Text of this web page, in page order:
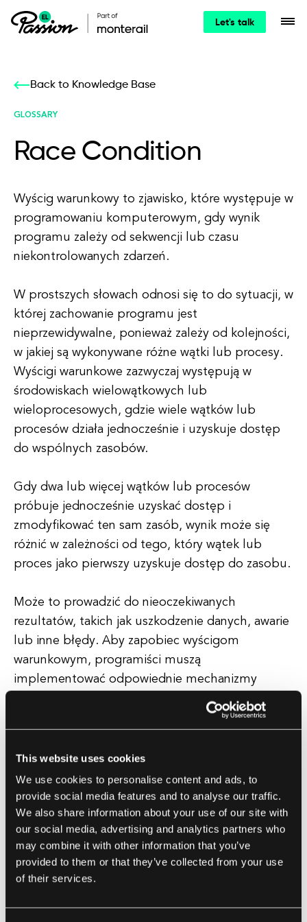
This website uses cookies
We use cookies to personalise content and ads, to
provide social media features and to analyse our traffic.
We also share information about your use of our site with
our social media, advertising and analytics partners who
may combine it with other information that you’ve
provided to them or that they’ve collected from your use
of their services.
Let's talk
Back to Knowledge Base
GLOSSARY
Race Condition
Wyścig warunkowy to zjawisko, które występuje w
programowaniu komputerowym, gdy wynik
programu zależy od sekwencji lub czasu
niekontrolowanych zdarzeń.
W prostszych słowach odnosi się to do sytuacji, w
której zachowanie programu jest
nieprzewidywalne, ponieważ zależy od kolejności,
w jakiej są wykonywane różne wątki lub procesy.
Wyścigi warunkowe zazwyczaj występują w
środowiskach wielowątkowych lub
wieloprocesowych, gdzie wiele wątków lub
procesów działa jednocześnie i uzyskuje dostęp
do wspólnych zasobów.
Gdy dwa lub więcej wątków lub procesów
próbuje jednocześnie uzyskać dostęp i
zmodyfikować ten sam zasób, wynik może się
różnić w zależności od tego, który wątek lub
proces jako pierwszy uzyskuje dostęp do zasobu.
Może to prowadzić do nieoczekiwanych
rezultatów, takich jak uszkodzenie danych, awarie
lub inne błędy. Aby zapobiec wyścigom
warunkowym, programiści muszą
implementować odpowiednie mechanizmy
synchronizacji, takie jak blokady, semafory lub
mutexy, aby kontrolować dostęp do wspólnych
Zapewniając, że tylko jeden wątek lub proces
może uzyskać dostęp do zasobu w danym czasie,
programiści mogą uniknąć konfliktów i utrzymać
integralność danych. Ważne jest, aby programiści
byli świadomi wyścigów warunkowych i rozumieli,
jak ich unikać, ponieważ mogą być trudne do
problemów w oprogramowaniu.